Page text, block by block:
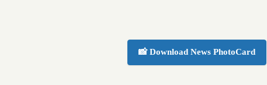
📸 Download News PhotoCard